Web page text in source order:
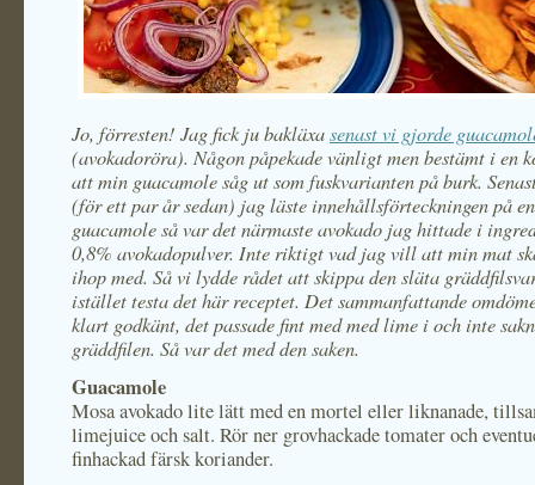
Jo, förresten! Jag fick ju bakläxasenast vi gjorde
(avokadoröra). Någon påpekade vänligt men bestämt i en
att min guacamole såg ut som fuskvarianten på burk.
(för ett par år sedan) jag läste innehållsförteckningen på
guacamole så var det närmaste avokado jag hittade i
0,8% avokadopulver. Inte riktigt vad jag vill att min mat
ihop med. Så vi lydde rådet att skippa den släta
istället testa det här receptet. Det sammanfattande
klart godkänt, det passade fint med med lime i och inte
gräddfilen. Så var det med den saken.
Guacamole
Mosa avokado lite lätt med en mortel eller liknanade,
limejuice och salt. Rör ner grovhackade tomater och
finhackad färsk koriander.